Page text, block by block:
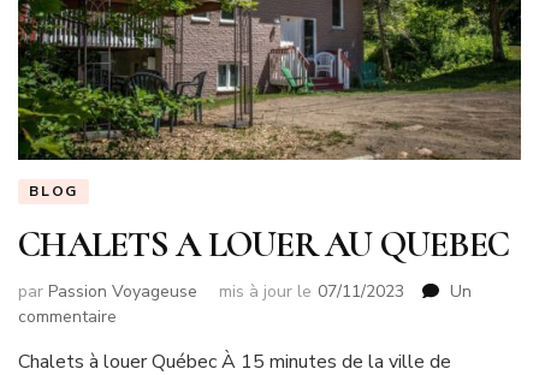
BLOG
CHALETS A LOUER AU QUEBEC
par Passion Voyageuse mis à jour le 07/11/2023
Un
commentaire
A
Chalets à louer Québec À 15 minutes de la ville de